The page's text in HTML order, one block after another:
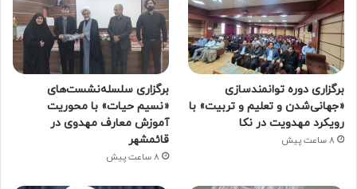
برگزاری دوره توانمندسازی
«جهانی‌شدن و تعلیم و تربیت» با
رویکرد مهدویت در نکا
8 ساعت پیش
برگزاری سلسله‌نشست‌های
«نسیم حیات» با محوریت
آموزش معارف مهدوی در
قائمشهر
8 ساعت پیش